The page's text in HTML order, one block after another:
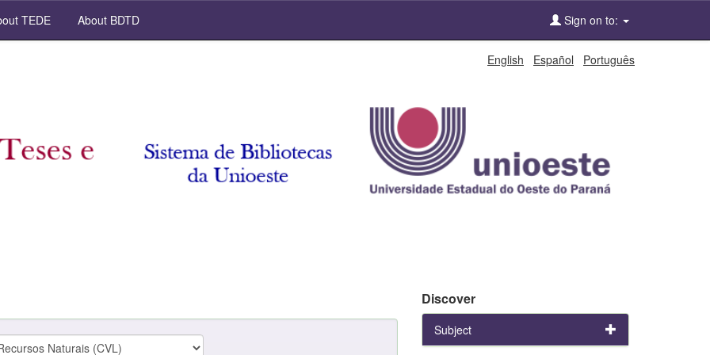
TEDE About BDTD Sign on to:
English Español Português
Discover
Subject